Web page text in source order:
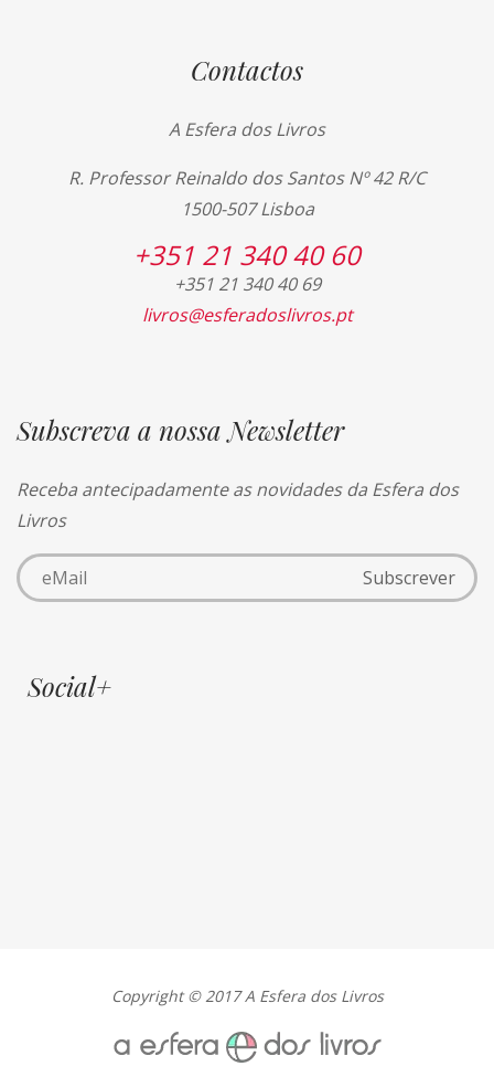
Contactos
A Esfera dos Livros
R. Professor Reinaldo dos Santos Nº 42 R/C
1500-507 Lisboa
+351 21 340 40 60
+351 21 340 40 69
livros@esferadoslivros.pt
Subscreva a nossa Newsletter
Receba antecipadamente as novidades da Esfera dos
Livros
Social+
Copyright © 2017 A Esfera dos Livros